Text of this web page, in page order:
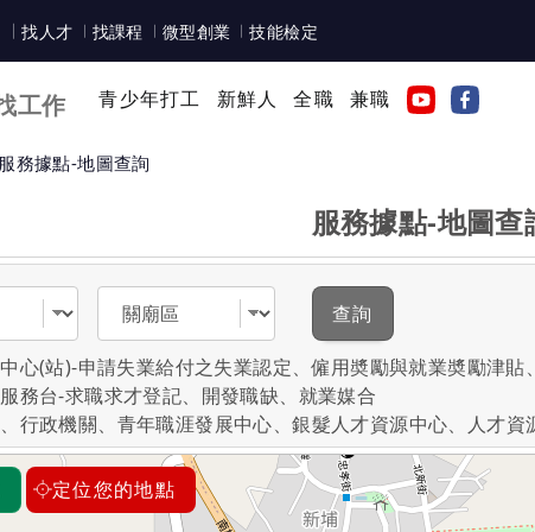
就業通
台灣就業通
找人才 找課程 微型創業 技能檢定
工作 青少年打工 新鮮人 全職 兼職
服務據點-地圖查詢
服務據點-地圖查
選擇區域
查詢
心(站)-申請失業給付之失業認定、僱用奬勵與就業奬勵津
務台-求職求才登記、開發職缺、就業媒合
行政機關、青年職涯發展中心、銀髮人才資源中心、人才資
定位您的地點